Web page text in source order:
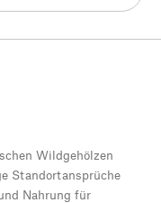
Wildgehölzen
Standortansprüche
Nahrung für